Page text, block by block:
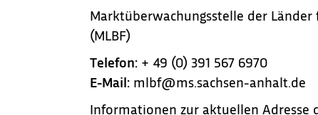
Marktüberwachungsstelle der
(MLBF)
Telefon:+ 49 (0) 391 567 6970
E-Mail:mlbf@ms.sachsen-anhalt.de
Informationen zur aktuellen Adresse